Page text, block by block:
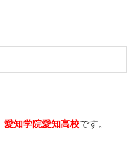
愛知学院愛知高校です。